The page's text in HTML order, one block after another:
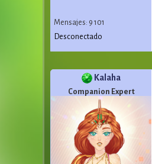
Mensajes: 9 101
Desconectado
Kalaha
Companion Expert